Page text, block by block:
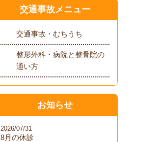
交通事故メニュー
交通事故・むちうち
整形外科・病院と整骨院の
通い方
お知らせ
8月の休診
2026/07/31